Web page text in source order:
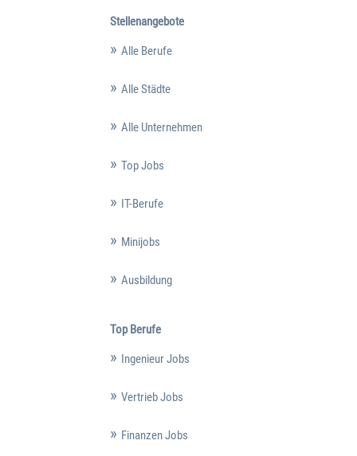
Stellenangebote
Alle Berufe
Alle Städte
Alle Unternehmen
Top Jobs
IT-Berufe
Minijobs
Ausbildung
Top Berufe
Ingenieur Jobs
Vertrieb Jobs
Finanzen Jobs